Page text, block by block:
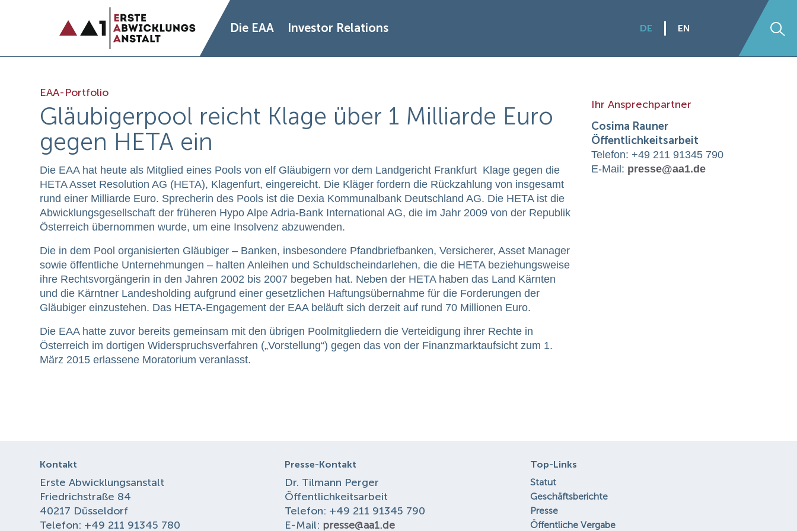
Die EAA Investor Relations DE EN
EAA-Portfolio
Gläubigerpool reicht Klage über 1 Milliarde Euro
gegen HETA ein
Die EAA hat heute als Mitglied eines Pools von elf Gläubigern vor dem Landgericht Frankfurt Klage gegen die
HETA Asset Resolution AG (HETA), Klagenfurt, eingereicht. Die Kläger fordern die Rückzahlung von insgesamt
rund einer Milliarde Euro. Sprecherin des Pools ist die Dexia Kommunalbank Deutschland AG. Die HETA ist die
Abwicklungsgesellschaft der früheren Hypo Alpe Adria-Bank International AG, die im Jahr 2009 von der Republik
Österreich übernommen wurde, um eine Insolvenz abzuwenden.
Die in dem Pool organisierten Gläubiger – Banken, insbesondere Pfandbriefbanken, Versicherer, Asset Manager
sowie öffentliche Unternehmungen – halten Anleihen und Schuldscheindarlehen, die die HETA beziehungsweise
ihre Rechtsvorgängerin in den Jahren 2002 bis 2007 begeben hat. Neben der HETA haben das Land Kärnten
und die Kärntner Landesholding aufgrund einer gesetzlichen Haftungsübernahme für die Forderungen der
Gläubiger einzustehen. Das HETA-Engagement der EAA beläuft sich derzeit auf rund 70 Millionen Euro.
Die EAA hatte zuvor bereits gemeinsam mit den übrigen Poolmitgliedern die Verteidigung ihrer Rechte in
Österreich im dortigen Widerspruchsverfahren („Vorstellung“) gegen das von der Finanzmarktaufsicht zum 1.
März 2015 erlassene Moratorium veranlasst.
Ihr Ansprechpartner
Cosima Rauner
Öffentlichkeitsarbeit
Telefon: +49 211 91345 790
E-Mail: presse@aa1.de
Kontakt
Erste Abwicklungsanstalt
Friedrichstraße 84
40217 Düsseldorf
Telefon: +49 211 91345 780
Presse-Kontakt
Dr. Tilmann Perger
Öffentlichkeitsarbeit
Telefon: +49 211 91345 790
E-Mail: presse@aa1.de
Top-Links
Statut
Geschäftsberichte
Presse
Öffentliche Vergabe